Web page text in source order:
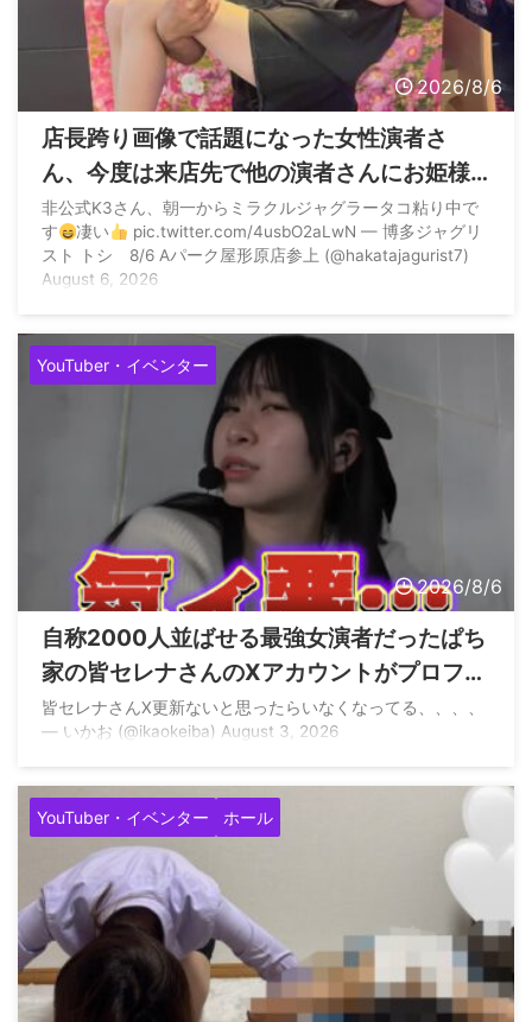
2026/8/6
店長跨り画像で話題になった女性演者さ
ん、今度は来店先で他の演者さんにお姫様
抱っこをしていただく
非公式K3さん、朝一からミラクルジャグラータコ粘り中で
す
凄い
pic.twitter.com/4usbO2aLwN — 博多ジャグリ
スト トシ 8/6 Aパーク屋形原店参上 (@hakatajagurist7)
August 6, 2026
YouTuber・イベンター
2026/8/6
自称2000人並ばせる最強女演者だったぱち
家の皆セレナさんのXアカウントがプロフィ
ール等を変えて鍵垢に
皆セレナさんX更新ないと思ったらいなくなってる、、、、
— いかお (@ikaokeiba) August 3, 2026
YouTuber・イベンター ホール